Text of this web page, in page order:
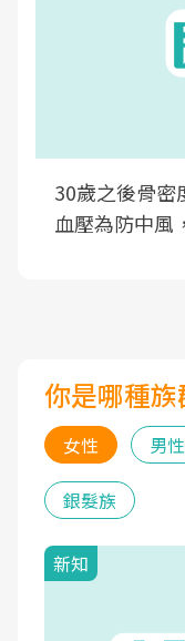
30歲之後骨密
血壓為防中風
你是哪種族
女性 男性
銀髮族
新知